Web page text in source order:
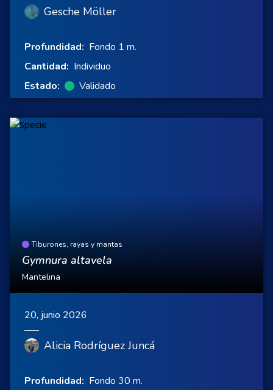
Gesche Möller
Profundidad: Fondo 1 m.
Cantidad: Individuo
Estado:
Validado
Tiburones, rayas y mantas
Gymnura altavela
Mantelina
20, junio 2026
Alicia Rodríguez Juncá
Profundidad: Fondo 30 m.